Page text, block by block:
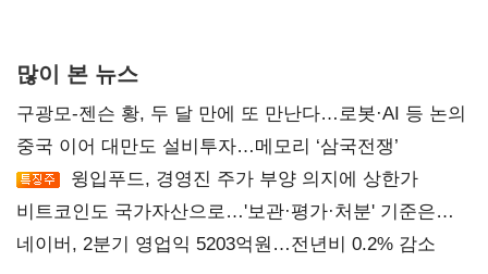
많이 본 뉴스
구광모-젠슨 황, 두 달 만에 또 만난다…로봇·AI 등 논의
중국 이어 대만도 설비투자…메모리 ‘삼국전쟁’
윙입푸드, 경영진 주가 부양 의지에 상한가
비트코인도 국가자산으로…'보관·평가·처분' 기준은
숙제
네이버, 2분기 영업익 5203억원…전년비 0.2% 감소